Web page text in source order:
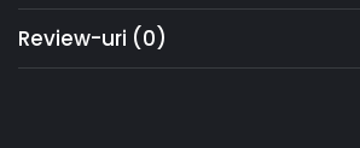
Review-uri (0)